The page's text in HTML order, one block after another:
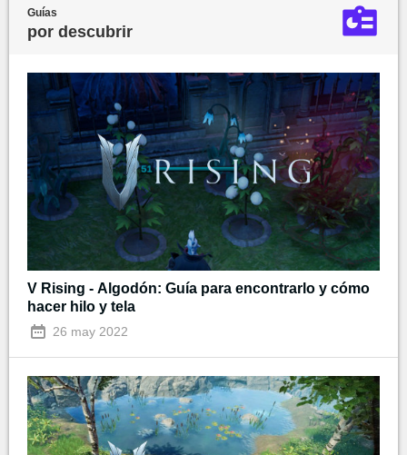
Guías
por descubrir
V Rising - Algodón: Guía para encontrarlo y cómo
hacer hilo y tela
26 may 2022